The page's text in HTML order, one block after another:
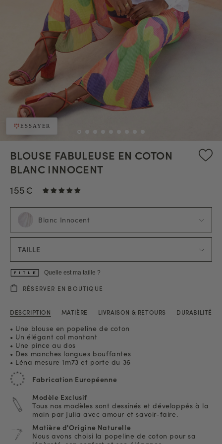
ESSAYER
BLOUSE FABULEUSE EN COTON
BLANC INNOCENT
155€
Blanc Innocent
TAILLE
Quelle est ma taille ?
RÉSERVER EN BOUTIQUE
DESCRIPTION MATIÈRE LIVRAISON & RETOURS DURABILITÉ
• Une blouse en popeline de coton
• Un élégant col montant
• Une pince au dos
• Des manches longues bouffantes
• Léna mesure 1m73 et porte du 36
Fabrication Européenne
Modèle Exclusif
Tous nos modèles sont dessinés et développés à la
main par Julia avec amour et savoir-faire.
Matière d'Origine Naturelle
Nous avons choisi la popeline de coton pour sa